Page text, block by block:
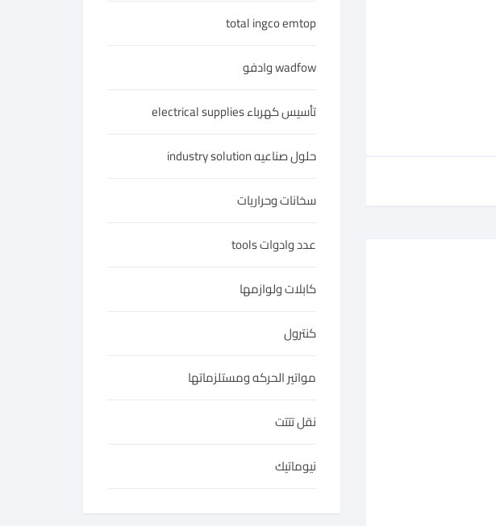
total ingco emtop
wadfow وادفو
تأسيس كهرباء electrical supplies
حلول صناعيه industry solution
سخانات وحراريات
عدد وادوات tools
كابلات ولوازمها
كنترول
مواتير الحركه ومستلزماتها
نقل تتتت
نيوماتيك